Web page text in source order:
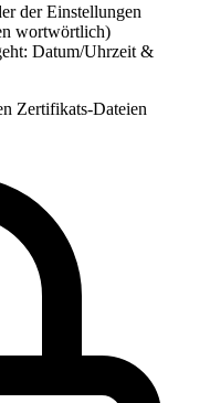
der Einstellungen
wortwörtlich)
Datum/Uhrzeit &
Zertifikats-Dateien